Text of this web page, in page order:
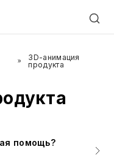
3D-анимация
продукта
помощь?